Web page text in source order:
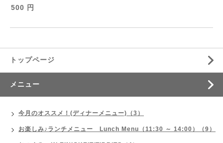
500 円
トップページ
メニュー
今月のオススメ！(ディナーメニュー)（3）
お楽しみ♪ランチメニュー Lunch Menu（11:30 ～ 14:00）（9）